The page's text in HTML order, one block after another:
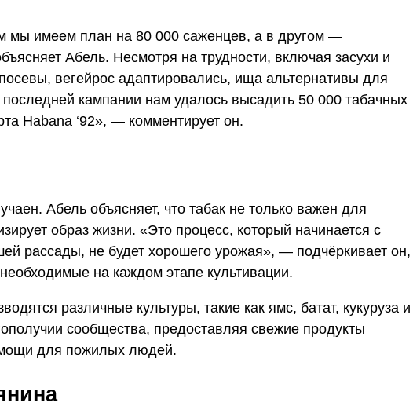
мы имеем план на 80 000 саженцев, а в другом —
Абель. Несмотря на трудности, включая засухи и
вегейрос адаптировались, ища альтернативы для
кампании нам удалось высадить 50 000 табачных
Habana ‘92», — комментирует он.
Абель объясняет, что табак не только важен для
образ жизни. «Это процесс, который начинается с
рассады, не будет хорошего урожая», — подчёркивает он,
на каждом этапе культивации.
различные культуры, такие как ямс, батат, кукуруза и
сообщества, предоставляя свежие продукты
для пожилых людей.